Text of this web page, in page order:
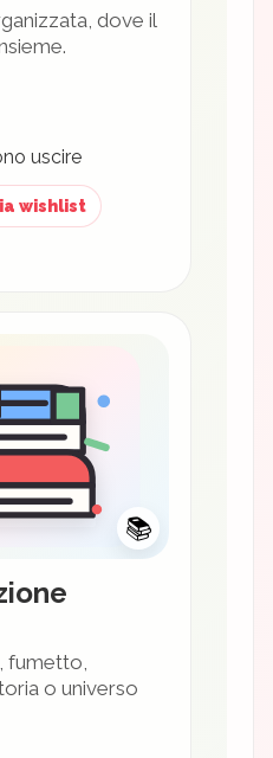
dove il
uscire
wishlist
📚
fumetto,
o universo